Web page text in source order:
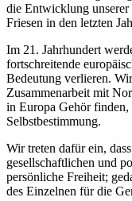
die Entwicklung unserer
Friesen in den letzten
Im 21. Jahrhundert
fortschreitende
Bedeutung verlieren.
Zusammenarbeit mit
in Europa Gehör
Selbstbestimmung.
Wir treten dafür ein,
gesellschaftlichen und
persönliche Freiheit;
des Einzelnen für die